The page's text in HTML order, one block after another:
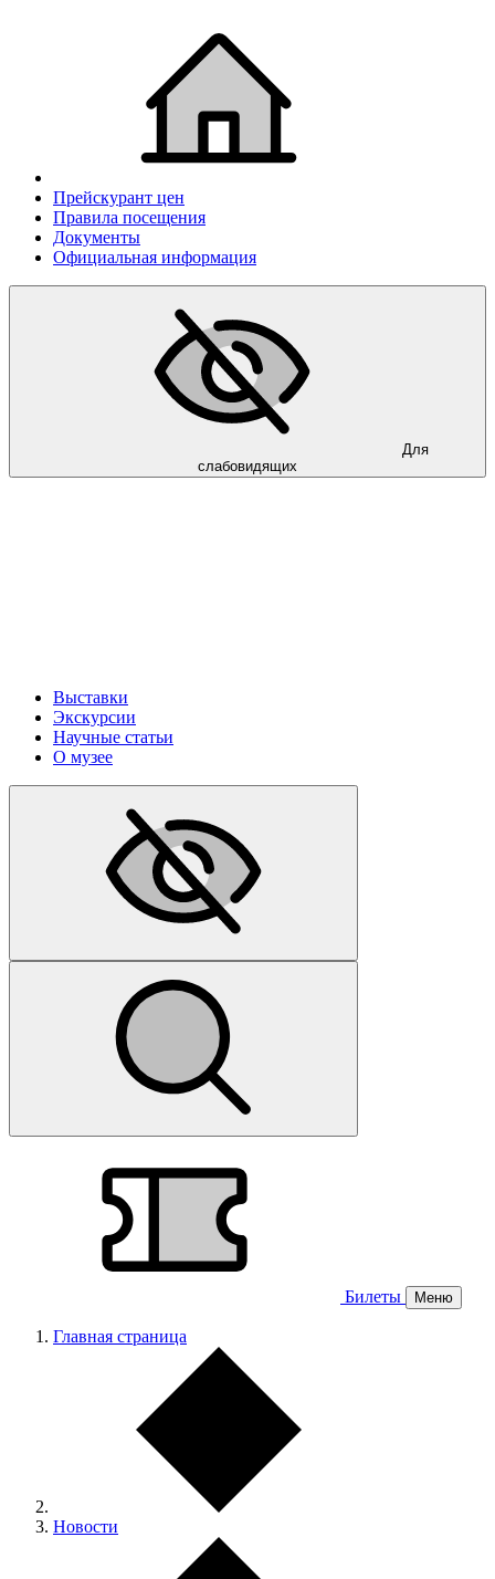
Прейскурант цен
Правила посещения
Документы
Официальная информация
Для
слабовидящих
Выставки
Экскурсии
Научные статьи
О музее
Билеты Меню
Главная страница
Новости